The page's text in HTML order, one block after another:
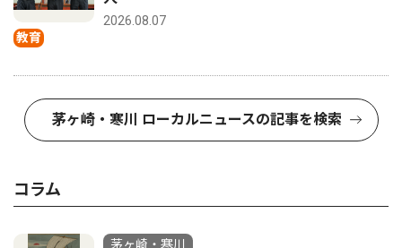
教育
2026.08.07
茅ヶ崎・寒川 ローカルニュースの記事を検索
コラム
茅ヶ崎・寒川